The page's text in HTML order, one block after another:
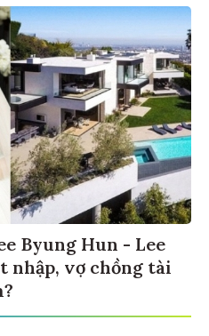
Byung Hun - Lee
nhập, vợ chồng tài